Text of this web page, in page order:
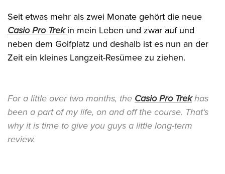
Seit etwas mehr als zwei Monate gehört die neue
Casio Pro Trek in mein Leben und zwar auf und
neben dem Golfplatz und deshalb ist es nun an der
Zeit ein kleines Langzeit-Resümee zu ziehen.
For a little over two months, the Casio Pro Trekhas
been a part of my life, on and off the course. That‘s
why it is time to give you guys a little long-term
review.